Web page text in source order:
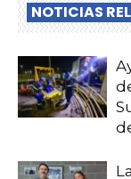
NOTICIAS